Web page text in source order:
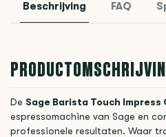
Beschrijving FAQ
De Sage Barista Touch Impress
espressomachine van Sage en
professionele resultaten. Waar